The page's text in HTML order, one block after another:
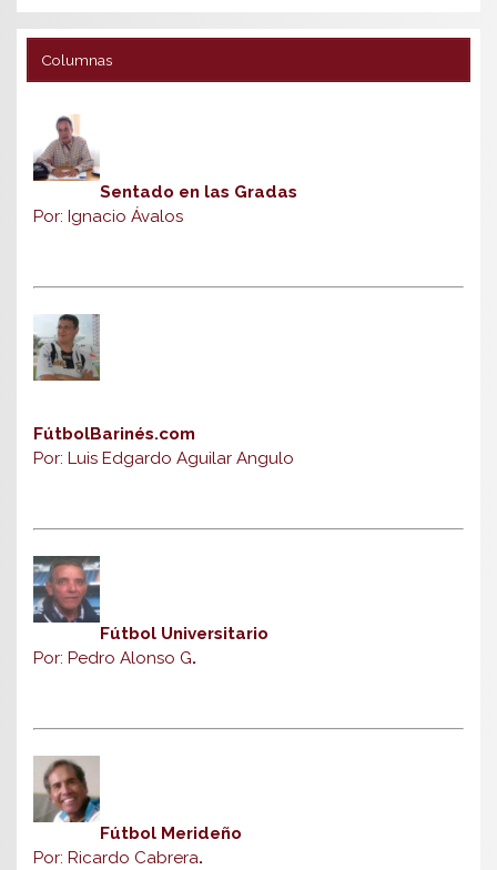
Columnas
Sentado en las Gradas
Por: Ignacio Ávalos
FútbolBarinés.com
Por: Luis Edgardo Aguilar Angulo
Fútbol Universitario
Por: Pedro Alonso G.
Fútbol Merideño
Por: Ricardo Cabrera.